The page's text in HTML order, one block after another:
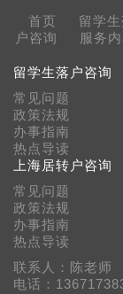
首页 留学
户咨询
服务
留学生落户咨询
常见问题
政策法规
办事指南
热点导读
上海居转户咨询
常见问题
政策法规
办事指南
热点导读
联系人：陈老师
电话：